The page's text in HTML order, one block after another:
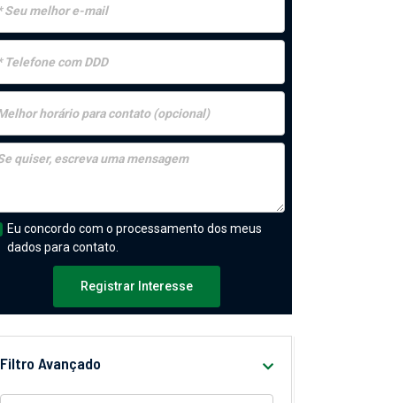
Eu concordo com o processamento dos meus
dados para contato.
Registrar Interesse
Filtro Avançado